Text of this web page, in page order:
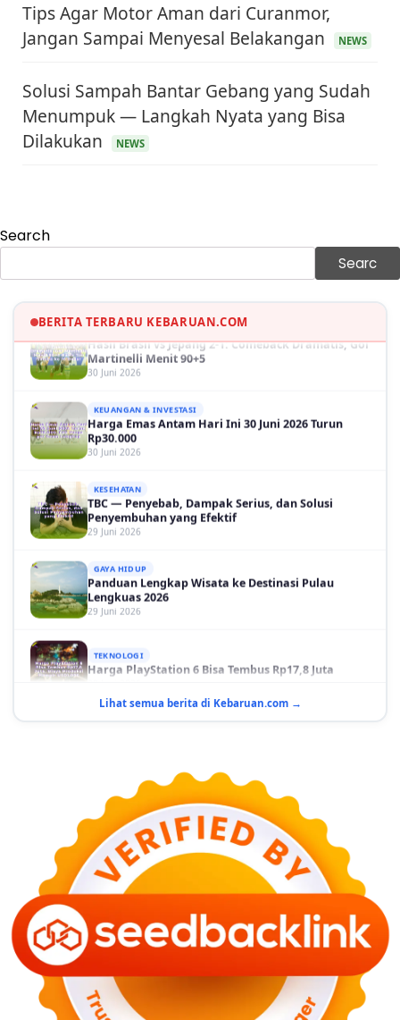
Tips Agar Motor Aman dari Curanmor,
Jangan Sampai Menyesal Belakangan
NEWS
Solusi Sampah Bantar Gebang yang Sudah
Menumpuk — Langkah Nyata yang Bisa
Dilakukan
NEWS
Search
Searc
BERITA TERBARU KEBARUAN.COM
Sinopsis Film Marauders, Misteri Perampokan
30 Juni 2026
OLAH RAGA
Hasil Brasil vs Jepang 2-1: Comeback Dramatis, Gol
Martinelli Menit 90+5
30 Juni 2026
Harga Emas Antam Hari Ini 30 Juni 2026 Turun
Rp30.000
30 Juni 2026
TBC — Penyebab, Dampak Serius, dan Solusi
Penyembuhan yang Efektif
29 Juni 2026
Panduan Lengkap Wisata ke Destinasi Pulau
Lengkuas 2026
29 Juni 2026
Harga PlayStation 6 Bisa Tembus Rp17,8 Juta
29 Juni 2026
KESEHATAN
Bahaya Memakai Softlens untuk Mata yang Jarang
Diketahui
29 Juni 2026
NASIONAL
PLN Kalimantan Lakukan Manajemen Beban
Sama-sama Menguat
30 Juni 2026
Lihat semua berita di Kebaruan.com →